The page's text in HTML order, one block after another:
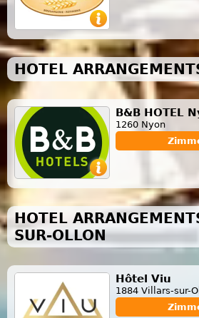
HOTEL
B&B HOTEL
1260 Nyon
HOTEL
SUR-OLLON
Hôtel Viu
1884 Villars-sur-